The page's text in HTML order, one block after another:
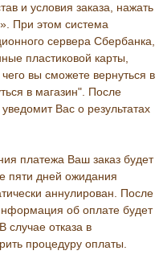
и условия заказа, нажать
При этом система
сервера Сбербанка,
пластиковой карты,
вы сможете вернуться в
в магазин". После
Вас о результатах
платежа Ваш заказ будет
пяти дней ожидания
аннулирован. После
об оплате будет
случае отказа в
процедуру оплаты.